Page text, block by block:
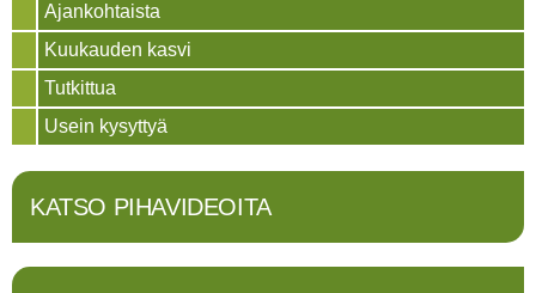
Ajankohtaista
Kuukauden kasvi
Tutkittua
Usein kysyttyä
KATSO PIHAVIDEOITA